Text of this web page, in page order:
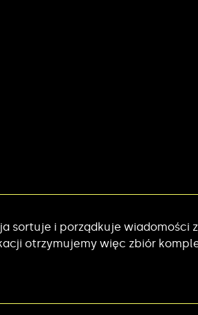
sortuje i porządkuje wiadomości
otrzymujemy więc zbiór